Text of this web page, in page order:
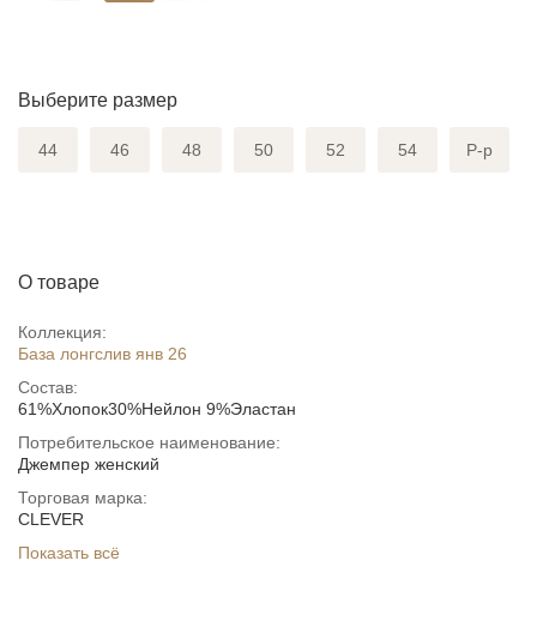
Выберите размер
44 46 48 50 52 54 Р-р
О товаре
Коллекция:
База лонгслив янв 26
Состав:
61%Хлопок30%Нейлон 9%Эластан
Потребительское наименование:
Джемпер женский
Торговая марка:
CLEVER
Показать всё